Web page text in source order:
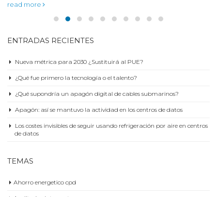
read more
ENTRADAS RECIENTES
Nueva métrica para 2030 ¿Sustituirá al PUE?
¿Qué fue primero la tecnología o el talento?
¿Qué supondría un apagón digital de cables submarinos?
Apagón: así se mantuvo la actividad en los centros de datos
Los costes invisibles de seguir usando refrigeración por aire en centros
de datos
TEMAS
Ahorro energetico cpd